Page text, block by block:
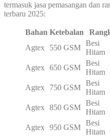
termasuk jasa pemasangan dan
terbaru 2025:
Bahan Ketebalan
Agtex
550 GSM
Besi
Hitam
Agtex 650 GSM
Besi
Hitam
Agtex
750 GSM
Besi
Hitam
Agtex
850 GSM
Besi
Hitam
Agtex
950 GSM
Besi
Hitam